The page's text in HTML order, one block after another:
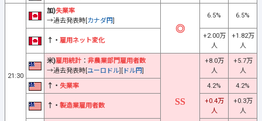
21:30
加)失業率
→過去発表時[カナダ円]
6.5% 6.5%
↑・ 雇用ネット変化
+2.00万
人
+1.82万
人
米)雇用統計 ： 非農業部門雇用者数
→過去発表時[ユーロドル][ ドル円]
+8.0万
人
+5.7万
人
↑・ 失業率 4.2% 4.2%
↑・ 製造業雇用者数
+0.4万
人
+0.3万
人